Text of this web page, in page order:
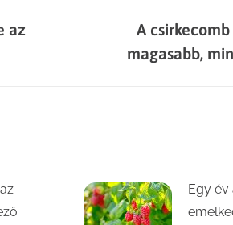
az
A
magasabb,
Egy év